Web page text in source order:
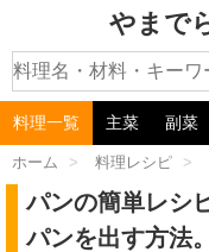
やまで
料理一覧 主菜 副菜
ホーム > 料理レシピ >
パンの簡単レシ
パンを出す方法。